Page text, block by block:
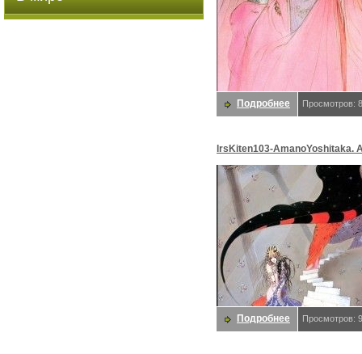
Подробнее Просмотров:
lrsKiten103-AmanoYoshitaka.
Yoshitaka
Подробнее Просмотров: